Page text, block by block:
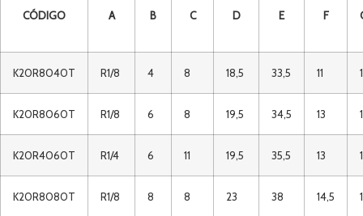
CÓDIGO A B C D E F
K20R8040T R1/8 4 8 18,5 33,5 11
K20R8060T R1/8 6 8 19,5 34,5 13
K20R4060T R1/4 6 11 19,5 35,5 13
K20R8080T R1/8 8 8 23 38 14,5